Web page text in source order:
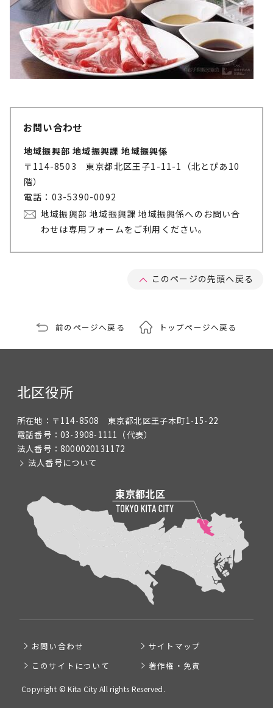
お問い合わせ
地域振興部 地域振興課 地域振興係
〒114-8503 東京都北区王子1-11-1（北とぴあ10
階）
電話：03-5390-0092
地域振興部 地域振興課 地域振興係へのお問い合
わせは専用フォームをご利用ください。
このページの先頭へ戻る
前のページへ戻る トップページへ戻る
北区役所
所在地： 〒114-8508 東京都北区王子本町1-15-22
電話番号： 03-3908-1111 （代表）
法人番号： 8000020131172
法人番号について
お問い合わせ
サイトマップ
このサイトについて
著作権・免責
Copyright © Kita City All rights Reserved.